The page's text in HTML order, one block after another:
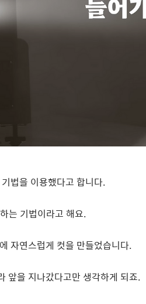
법을 이용했다고 합니다.
는 기법이라고 해요.
자연스럽게 컷을 만들었습니다.
앞을 지나갔다고만 생각하게 되죠.